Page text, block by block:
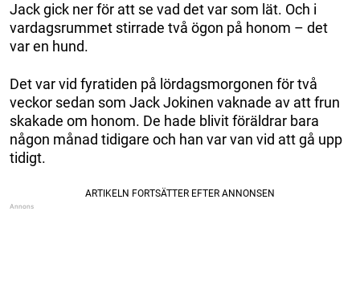
Jack gick ner för att se vad det var som lät. Och i
vardagsrummet stirrade två ögon på honom – det
var en hund.
Det var vid fyratiden på lördagsmorgonen för två
veckor sedan som Jack Jokinen vaknade av att frun
skakade om honom. De hade blivit föräldrar bara
någon månad tidigare och han var van vid att gå upp
tidigt.